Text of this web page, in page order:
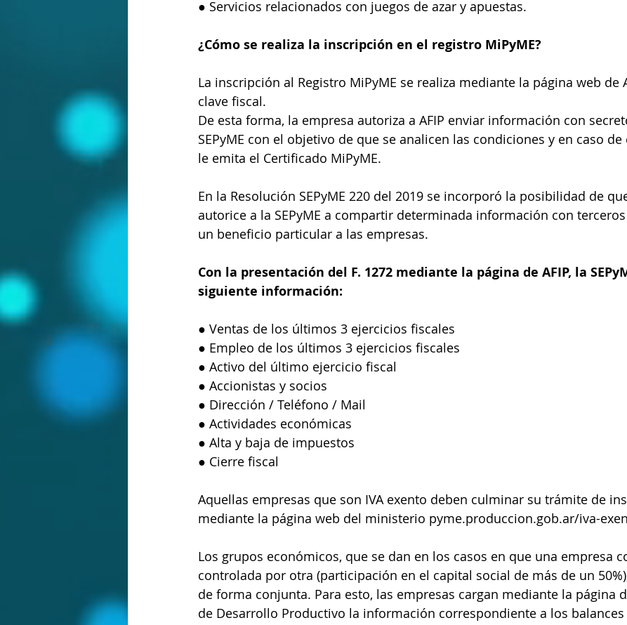
● Servicios relacionados con juegos de azar y apuestas.
¿Cómo se realiza la inscripción en el registro MiPyME?
La inscripción al Registro MiPyME se realiza mediante la página web de
clave fiscal.
De esta forma, la empresa autoriza a AFIP enviar información con
SEPyME con el objetivo de que se analicen las condiciones y en caso
le emita el Certificado MiPyME.
En la Resolución SEPyME 220 del 2019 se incorporó la posibilidad de
autorice a la SEPyME a compartir determinada información con
un beneficio particular a las empresas.
Con la presentación del F. 1272 mediante la página de AFIP, la
siguiente información:
● Ventas de los últimos 3 ejercicios fiscales
● Empleo de los últimos 3 ejercicios fiscales
● Activo del último ejercicio fiscal
● Accionistas y socios
● Dirección / Teléfono / Mail
● Actividades económicas
● Alta y baja de impuestos
● Cierre fiscal
Aquellas empresas que son IVA exento deben culminar su trámite de
mediante la página web del ministerio pyme.produccion.gob.ar/iva-
Los grupos económicos, que se dan en los casos en que una empresa
controlada por otra (participación en el capital social de más de un
de forma conjunta. Para esto, las empresas cargan mediante la página
de Desarrollo Productivo la información correspondiente a los